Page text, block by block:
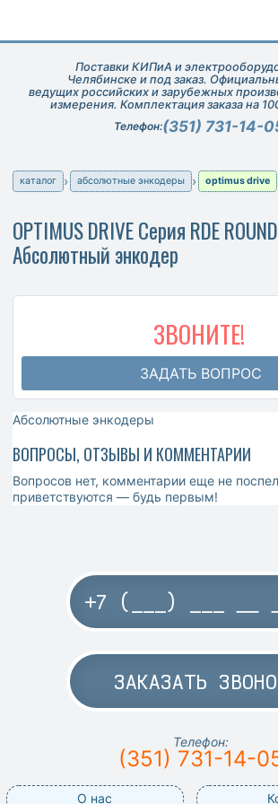
Поставки КИПиА и
Челябинске и под заказ.
ведущих российских и зарубежных
измерения. Комплектация заказа на
техническая поддержка при
Телефон:(351) 731-14-
каталог абсолютные энкодеры optimus drive
OPTIMUS DRIVE Серия RDE
Абсолютный энкодер
ЗВОНИТЕ!
ЗАДАТЬ ВОПРОС
Абсолютные энкодеры
ВОПРОСЫ, ОТЗЫВЫ И КОММЕНТАРИИ
Вопросов нет, комментарии еще не
приветствуются — будь первым!
ЗАКАЗАТЬ
Телефон:
(351) 731-14-
О нас